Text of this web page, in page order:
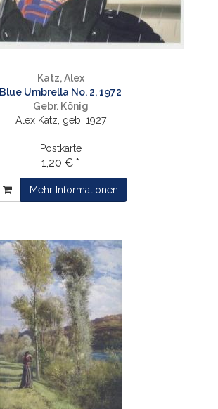
Katz, Alex
Blue Umbrella No. 2, 1972
Gebr. König
Alex Katz, geb. 1927
Postkarte
1,20 € *
Mehr Informationen